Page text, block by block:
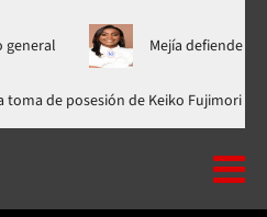
Mejía defiende consenso
no fue a la toma de posesión de